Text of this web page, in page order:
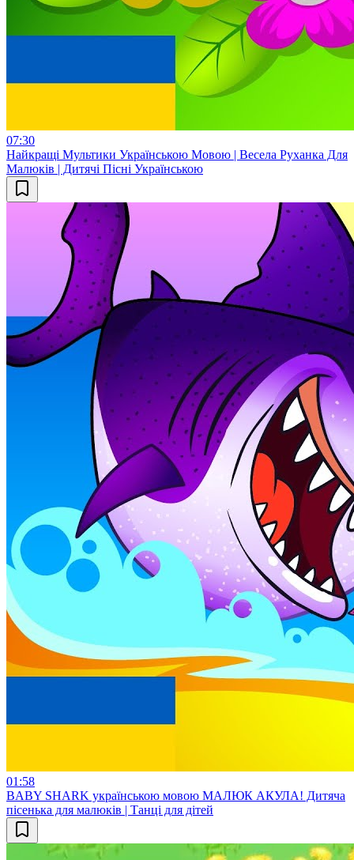
07:30
Найкращі Мультики Українською Мовою | Весела Руханка Для
Малюків | Дитячі Пісні Українською
01:58
BABY SHARK українською мовою МАЛЮК АКУЛА! Дитяча
пісенька для малюків | Танці для дітей